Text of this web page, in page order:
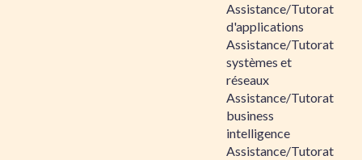
Assistance/Tutorat
d'applications
Assistance/Tutorat
systèmes et
réseaux
Assistance/Tutorat
business
intelligence
Assistance/Tutorat